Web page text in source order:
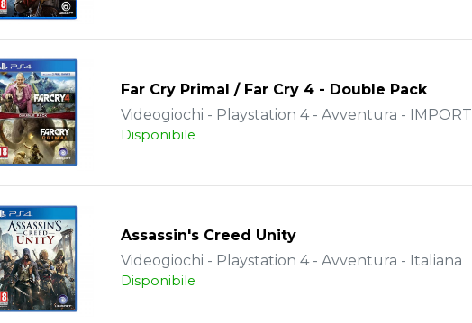
Far Cry Primal / Far Cry 4 - Double Pack
Videogiochi - Playstation 4 - Avventura - IMPORT
Disponibile
Assassin's Creed Unity
Videogiochi - Playstation 4 - Avventura - Italiana
Disponibile